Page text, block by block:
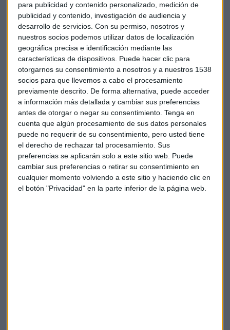
para publicidad y contenido personalizado, medición de
publicidad y contenido, investigación de audiencia y
desarrollo de servicios. Con su permiso, nosotros y
nuestros socios podemos utilizar datos de localización
geográfica precisa e identificación mediante las
características de dispositivos. Puede hacer clic para
otorgarnos su consentimiento a nosotros y a nuestros 1538
socios para que llevemos a cabo el procesamiento
previamente descrito. De forma alternativa, puede acceder
a información más detallada y cambiar sus preferencias
antes de otorgar o negar su consentimiento. Tenga en
cuenta que algún procesamiento de sus datos personales
puede no requerir de su consentimiento, pero usted tiene
el derecho de rechazar tal procesamiento. Sus
preferencias se aplicarán solo a este sitio web. Puede
cambiar sus preferencias o retirar su consentimiento en
cualquier momento volviendo a este sitio y haciendo clic en
el botón "Privacidad" en la parte inferior de la página web.
Suscríbete a nuestros boletines
Te enviaremos las noticias más importantes del día